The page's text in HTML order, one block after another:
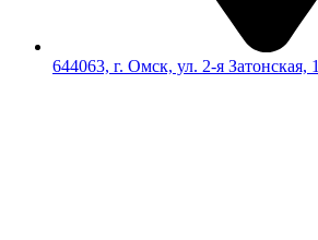
644063, г. Омск, ул. 2-я Затонская, 1